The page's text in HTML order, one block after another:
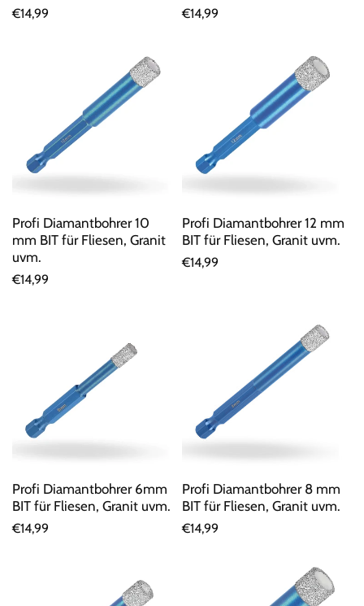
Normaler
€14,99
Normaler
€14,99
Profi Diamantbohrer 10
mm BIT für Fliesen, Granit
uvm.
Normaler
€14,99
Profi Diamantbohrer 12 mm
BIT für Fliesen, Granit uvm.
Normaler
€14,99
Profi Diamantbohrer 6mm
BIT für Fliesen, Granit uvm.
Normaler
€14,99
Profi Diamantbohrer 8 mm
BIT für Fliesen, Granit uvm.
Normaler
€14,99